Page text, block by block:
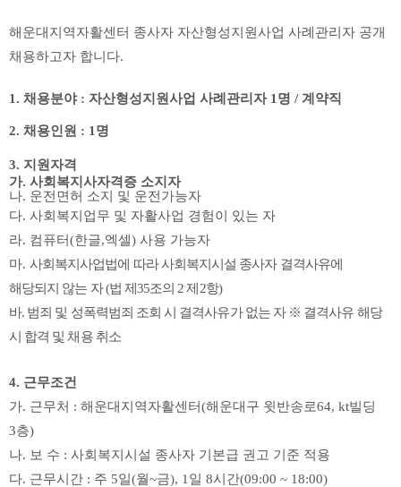
해운대지역자활센터 종사자 자산형성지원사업 사례관리자 공개
채용하고자 합니다.
1. 채용분야 : 자산형성지원사업 사례관리자 1 명 /계약직
2. 채용인원 : 1 명
3. 지원자격
가. 사회복지사자격증 소지자
나. 운전면허 소지 및 운전가능자
다. 사회복지업무 및 자활사업 경험이 있는 자
라. 컴퓨터(한글,엑셀) 사용 가능자
마. 사회복지사업법에 따라 사회복지시설 종사자 결격사유에
해당되지 않는 자(법 제 35조의 2제 2항)
바. 범죄 및 성폭력범죄 조회 시 결격사유가 없는 자 ※ 결격사유 해당
시 합격 및 채용 취소
4. 근무조건
가. 근무처 : 해운대지역자활센터(해운대구 윗반송로64, kt빌딩
3층)
나. 보 수 : 사회복지시설 종사자 기본급 권고 기준 적용
다. 근무시간 : 주 5일(월~금), 1 일 8시간(09:00 ~ 18:00)